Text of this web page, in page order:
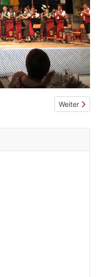
die Küche kalt, da geht's
Nächster
Weiter